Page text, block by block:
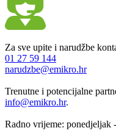
Za sve upite i narudžbe
01 27 59 144
narudzbe@emikro.hr
Trenutne i potencijalne
info@emikro.hr.
Radno vrijeme: ponedjeljak